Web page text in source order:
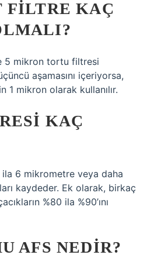
FILTRE KAÇ
5 mikron tortu filtresi
aşamasını içeriyorsa,
1 mikron olarak kullanılır.
KAÇ
6 mikrometre veya daha
kaydeder. Ek olarak, birkaç
%80 ila %90’ını
AFS NEDIR?